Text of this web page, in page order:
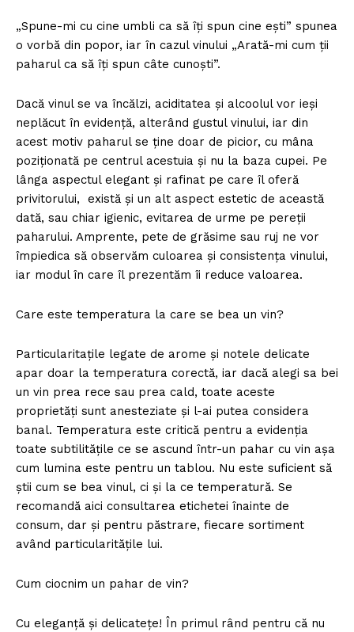
„Spune-mi cu cine umbli ca să îți spun cine ești” spunea
o vorbă din popor, iar în cazul vinului „Arată-mi cum ții
paharul ca să îți spun câte cunoști”.
Dacă vinul se va încălzi, aciditatea şi alcoolul vor ieşi
neplăcut în evidenţă, alterând gustul vinului, iar din
acest motiv paharul se ține doar de picior, cu mâna
poziționată pe centrul acestuia și nu la baza cupei. Pe
lânga aspectul elegant și rafinat pe care îl oferă
privitorului, există și un alt aspect estetic de această
dată, sau chiar igienic, evitarea de urme pe pereții
paharului. Amprente, pete de grăsime sau ruj ne vor
împiedica să observăm culoarea și consistența vinului,
iar modul în care îl prezentăm îi reduce valoarea.
Care este temperatura la care se bea un vin?
Particularitațile legate de arome și notele delicate
apar doar la temperatura corectă, iar dacă alegi sa bei
un vin prea rece sau prea cald, toate aceste
proprietăți sunt anesteziate și l-ai putea considera
banal. Temperatura este critică pentru a evidenția
toate subtilitățile ce se ascund într-un pahar cu vin așa
cum lumina este pentru un tablou. Nu este suficient să
știi cum se bea vinul, ci și la ce temperatură. Se
recomandă aici consultarea etichetei înainte de
consum, dar și pentru păstrare, fiecare sortiment
având particularitățile lui.
Cum ciocnim un pahar de vin?
Cu eleganță și delicatețe! În primul rând pentru că nu